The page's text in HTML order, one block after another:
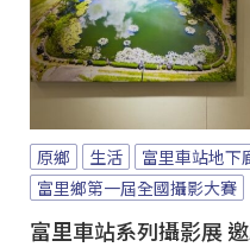
原鄉 生活
富里車站地下
富里鄉第一屆全國攝影大賽
富里車站系列攝影展